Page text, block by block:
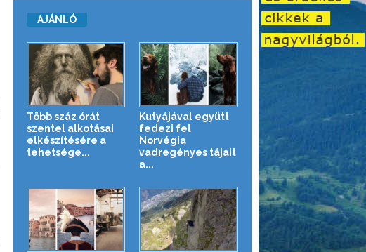
AJÁNLÓ
Több száz órát
szentel alkotásai
elkészítésére a
tehetsége...
Kutyájával együtt
fedezi fel
Norvégia
vadregényes tájait
a...